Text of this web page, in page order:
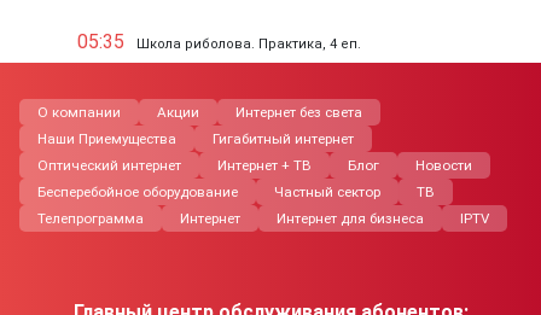
05:35 Школа риболова. Практика, 4 еп.
О компании Акции
Интернет без света
Наши Приемущества
Гигабитный интернет
Оптический интернет
Интернет + ТВ Блог
Новости
Бесперебойное оборудование
Частный сектор
ТВ
Телепрограмма
Интернет Интернет для бизнеса IPTV